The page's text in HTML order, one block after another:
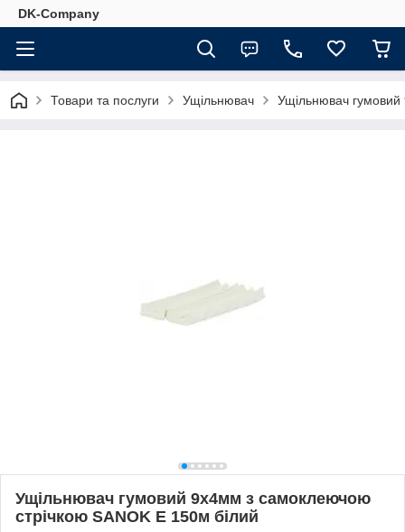
DK-Company
Товари та послуги Ущільнювач Ущільнювач
Ущільнювач гумовий 9х4мм з самоклеючою
стрічкою SANOK Е 150м білий